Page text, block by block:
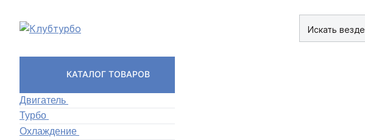
Искать везде
КАТАЛОГ ТОВАРОВ
Двигатель
Турбо
Охлаждение